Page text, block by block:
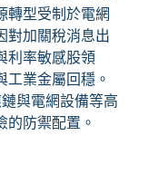
轉型受制於電網
對加關稅消息出
利率敏感股領
工業金屬回穩。
與電網設備等高
的防禦配置。